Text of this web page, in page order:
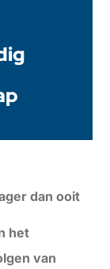
dan ooit
het
van